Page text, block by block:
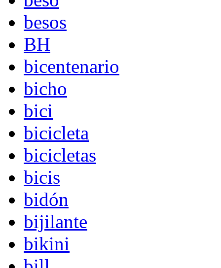
besos
BH
bicentenario
bicho
bici
bicicleta
bicicletas
bicis
bidón
bijilante
bikini